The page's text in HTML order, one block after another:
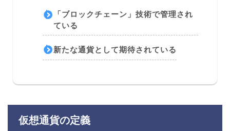
「ブロックチェーン」技術で管理され
ている
新たな通貨として期待されている
仮想通貨の定義